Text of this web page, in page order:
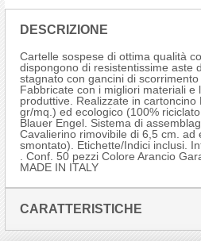
DESCRIZIONE
Cartelle sospese di ottima qualità
dispongono di resistentissime aste
stagnato con gancini di scorrimento
Fabbricate con i migliori materiali e
produttive. Realizzate in
gr/mq.) ed ecologico (100%
Blauer Engel. Sistema di
Cavalierino rimovibile di 6,5 cm. ad
smontato). Etichette/Indici inclusi.
. Conf. 50 pezzi Colore Arancio
MADE IN ITALY
CARATTERISTICHE